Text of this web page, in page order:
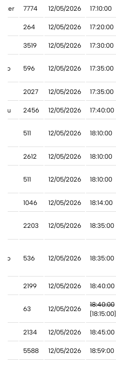
7774 12/05/2026 17:10:00
264 12/05/2026 17:20:00
3519 12/05/2026 17:30:00
596 12/05/2026 17:35:00
2027 12/05/2026 17:35:00
2456 12/05/2026 17:40:00
511 12/05/2026 18:10:00
2612 12/05/2026 18:10:00
511 12/05/2026 18:10:00
1046 12/05/2026 18:14:00
2203 12/05/2026 18:35:00
536 12/05/2026 18:35:00
2199 12/05/2026 18:40:00
63 12/05/2026
18:40:00
[18:15:00]
2134 12/05/2026 18:45:00
5588 12/05/2026 18:59:00